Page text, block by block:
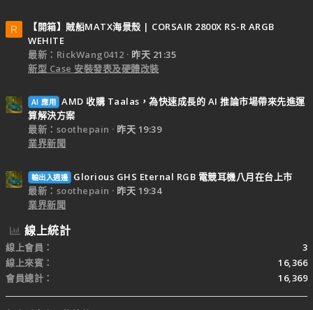
R
【開箱】賊船MATX海景殼 | CORSAIR 2800X RS-R ARGB
WEHITE
最新：RickWang0412
昨天 21:35
新型 Case 安裝發表及硬體改裝
AI 應用 AMD 收購 Taalas，為快速成長的 AI 推論市場帶來先進運
算解決方案
最新：soothepain
昨天 19:39
業界新聞
輸出入週邊
Glorious GHS Eternal RGB 電競耳機八月在台上市
最新：soothepain
昨天 19:34
業界新聞
線上統計
線上會員
3
線上來賓
16,366
會員總計
16,369